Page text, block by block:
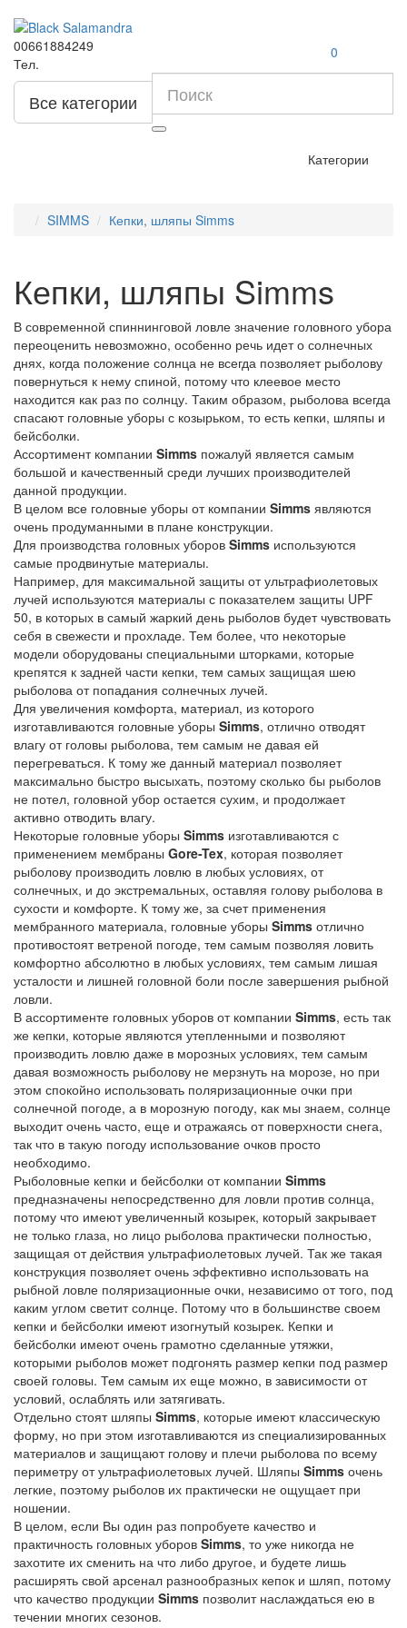
00661884249
Тел.
0
Все категории
Категории
SIMMS Кепки, шляпы Simms
Кепки, шляпы Simms
В современной спиннинговой ловле значение головного убора
переоценить невозможно, особенно речь идет о солнечных
днях, когда положение солнца не всегда позволяет рыболову
повернуться к нему спиной, потому что клеевое место
находится как раз по солнцу. Таким образом, рыболова всегда
спасают головные уборы с козырьком, то есть кепки, шляпы и
бейсболки.
Ассортимент компании Simms пожалуй является самым
большой и качественный среди лучших производителей
данной продукции.
В целом все головные уборы от компании Simms являются
очень продуманными в плане конструкции.
Для производства головных уборов Simms используются
самые продвинутые материалы.
Например, для максимальной защиты от ультрафиолетовых
лучей используются материалы с показателем защиты UPF
50, в которых в самый жаркий день рыболов будет чувствовать
себя в свежести и прохладе. Тем более, что некоторые
модели оборудованы специальными шторками, которые
крепятся к задней части кепки, тем самых защищая шею
рыболова от попадания солнечных лучей.
Для увеличения комфорта, материал, из которого
изготавливаются головные уборы Simms, отлично отводят
влагу от головы рыболова, тем самым не давая ей
перегреваться. К тому же данный материал позволяет
максимально быстро высыхать, поэтому сколько бы рыболов
не потел, головной убор остается сухим, и продолжает
активно отводить влагу.
Некоторые головные уборы Simms изготавливаются с
применением мембраны Gore-Tex, которая позволяет
рыболову производить ловлю в любых условиях, от
солнечных, и до экстремальных, оставляя голову рыболова в
сухости и комфорте. К тому же, за счет применения
мембранного материала, головные уборы Simms отлично
противостоят ветреной погоде, тем самым позволяя ловить
комфортно абсолютно в любых условиях, тем самым лишая
усталости и лишней головной боли после завершения рыбной
ловли.
В ассортименте головных уборов от компании Simms, есть так
же кепки, которые являются утепленными и позволяют
производить ловлю даже в морозных условиях, тем самым
давая возможность рыболову не мерзнуть на морозе, но при
этом спокойно использовать поляризационные очки при
солнечной погоде, а в морозную погоду, как мы знаем, солнце
выходит очень часто, еще и отражаясь от поверхности снега,
так что в такую погоду использование очков просто
необходимо.
Рыболовные кепки и бейсболки от компании Simms
предназначены непосредственно для ловли против солнца,
потому что имеют увеличенный козырек, который закрывает
не только глаза, но лицо рыболова практически полностью,
защищая от действия ультрафиолетовых лучей. Так же такая
конструкция позволяет очень эффективно использовать на
рыбной ловле поляризационные очки, независимо от того, под
каким углом светит солнце. Потому что в большинстве своем
кепки и бейсболки имеют изогнутый козырек. Кепки и
бейсболки имеют очень грамотно сделанные утяжки,
которыми рыболов может подгонять размер кепки под размер
своей головы. Тем самым их еще можно, в зависимости от
условий, ослаблять или затягивать.
Отдельно стоят шляпы Simms, которые имеют классическую
форму, но при этом изготавливаются из специализированных
материалов и защищают голову и плечи рыболова по всему
периметру от ультрафиолетовых лучей. Шляпы Simms очень
легкие, поэтому рыболов их практически не ощущает при
ношении.
В целом, если Вы один раз попробуете качество и
практичность головных уборов Simms, то уже никогда не
захотите их сменить на что либо другое, и будете лишь
расширять свой арсенал разнообразных кепок и шляп, потому
что качество продукции Simms позволит наслаждаться ею в
течении многих сезонов.